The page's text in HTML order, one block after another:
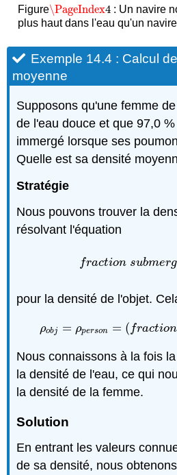
Figure\PageIndex4
\PageIndex4 : Un navire
plus haut dans l'eau qu'un
Exemple 14.4 : Calcul
moyenne
Supposons qu'une femme
de l'eau douce et que 97,0
immergé lorsque ses
Quelle est sa densité
Stratégie
Nous pouvons trouver la
résolvant l'équation
fraction submerg
fractions ubmerge
pour la densité de l'objet.
ρobj = ρperson = ( fraction
ρo bj=ρpers on = (fractions
Nous connaissons à la fois
la densité de l'eau, ce qui
la densité de la femme.
Solution
En entrant les valeurs
de sa densité, nous obtenons